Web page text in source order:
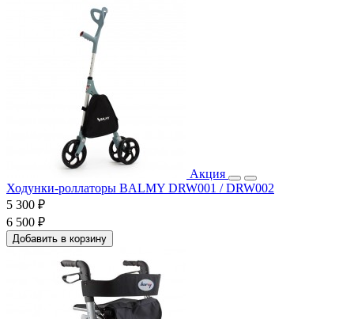
Акция
Ходунки-роллаторы BALMY DRW001 / DRW002
5 300 ₽
6 500 ₽
Добавить в корзину